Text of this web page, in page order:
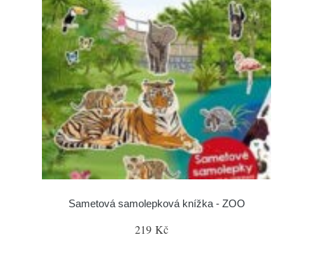
Sametová samolepková knížka - ZOO
219 Kč